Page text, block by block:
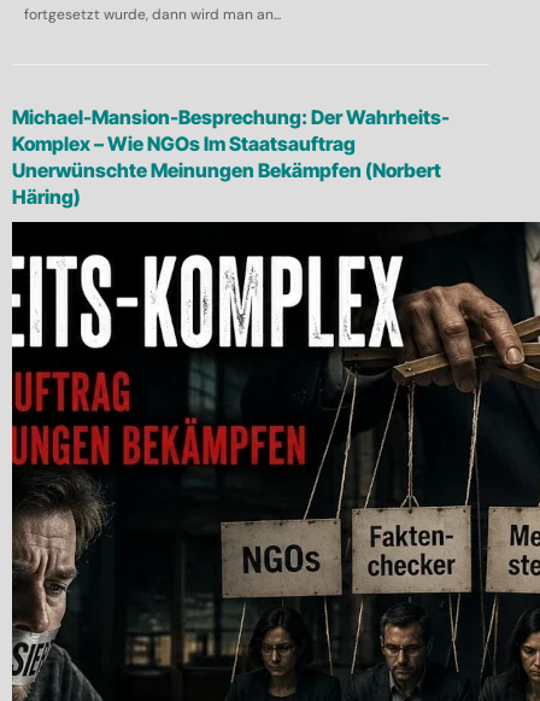
fortgesetzt wurde, dann wird man an...
Michael-Mansion-Besprechung: Der Wahrheits-
Komplex – Wie NGOs Im Staatsauftrag
Unerwünschte Meinungen Bekämpfen (Norbert
Häring)